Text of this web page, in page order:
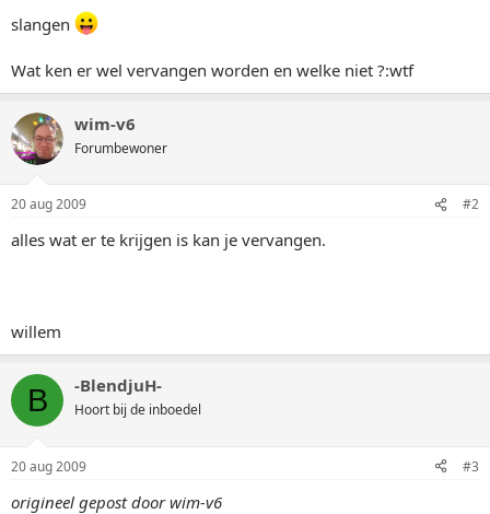
r
slangen
Wat ken er wel vervangen worden en welke niet ?:wtf
wim-v6
Forumbewoner
20 aug 2009 #2
alles wat er te krijgen is kan je vervangen.
willem
B -BlendjuH-
Hoort bij de inboedel
20 aug 2009 #3
origineel gepost door wim-v6